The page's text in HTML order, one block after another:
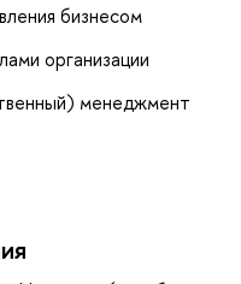
бизнесом
организации
менеджмент